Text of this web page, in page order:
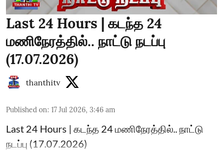
Last 24 Hours | கடந்த 24
மணிநேரத்தில்.. நாட்டு நடப்பு
(17.07.2026)
thanthitv
Published on: 17 Jul 2026, 3:46 am
Last 24 Hours | கடந்த 24 மணிநேரத்தில்.. நாட்டு
நடப்பு (17.07.2026)